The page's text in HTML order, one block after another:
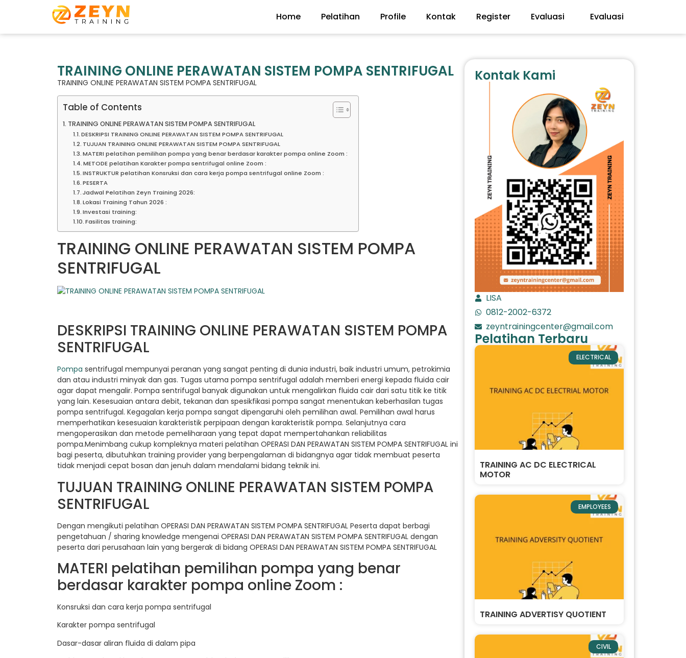
Home Pelatihan Profile Kontak Register Evaluasi Evaluasi
TRAINING ONLINE PERAWATAN SISTEM POMPA SENTRIFUGAL
TRAINING ONLINE PERAWATAN SISTEM POMPA SENTRIFUGAL
Table of Contents
TRAINING ONLINE PERAWATAN SISTEM POMPA SENTRIFUGAL
DESKRIPSI TRAINING ONLINE PERAWATAN SISTEM POMPA SENTRIFUGAL
TUJUAN TRAINING ONLINE PERAWATAN SISTEM POMPA SENTRIFUGAL
MATERI pelatihan pemilihan pompa yang benar berdasar karakter pompa online Zoom :
METODE pelatihan Karakter pompa sentrifugal online Zoom :
INSTRUKTUR pelatihan Konsruksi dan cara kerja pompa sentrifugal online Zoom :
PESERTA
Jadwal Pelatihan Zeyn Training 2026:
Lokasi Training Tahun 2026 :
Investasi training:
Fasilitas training:
TRAINING ONLINE PERAWATAN SISTEM POMPA
SENTRIFUGAL
DESKRIPSI TRAINING ONLINE PERAWATAN SISTEM POMPA
SENTRIFUGAL
Pompa sentrifugal mempunyai peranan yang sangat penting di dunia industri, baik industri umum, petrokimia
dan atau industri minyak dan gas. Tugas utama pompa sentrifugal adalah memberi energi kepada fluida cair
agar dapat mengalir. Pompa sentrifugal banyak digunakan untuk mengalirkan fluida cair dari satu titik ke titik
yang lain. Kesesuaian antara debit, tekanan dan spesikfikasi pompa sangat menentukan keberhasilan tugas
pompa sentrifugal. Kegagalan kerja pompa sangat dipengaruhi oleh pemilihan awal. Pemilihan awal harus
memperhatikan kesesuaian karakteristik perpipaan dengan karakteristik pompa. Selanjutnya cara
mengoperasikan dan metode pemeliharaan yang tepat dapat mempertahankan reliabilitas
pompa.Menimbang cukup kompleknya materi pelatihan OPERASI DAN PERAWATAN SISTEM POMPA SENTRIFUGAL ini
bagi peserta, dibutuhkan training provider yang berpengalaman di bidangnya agar tidak membuat peserta
tidak menjadi cepat bosan dan jenuh dalam mendalami bidang teknik ini.
TUJUAN TRAINING ONLINE PERAWATAN SISTEM POMPA
SENTRIFUGAL
Dengan mengikuti pelatihan OPERASI DAN PERAWATAN SISTEM POMPA SENTRIFUGAL Peserta dapat berbagi
pengetahuan / sharing knowledge mengenai OPERASI DAN PERAWATAN SISTEM POMPA SENTRIFUGAL dengan
peserta dari perusahaan lain yang bergerak di bidang OPERASI DAN PERAWATAN SISTEM POMPA SENTRIFUGAL
MATERI pelatihan pemilihan pompa yang benar
berdasar karakter pompa online Zoom :
Konsruksi dan cara kerja pompa sentrifugal
Karakter pompa sentrifugal
Dasar-dasar aliran fluida di dalam pipa
Kontak Kami
LISA
0812-2002-6372
zeyntrainingcenter@gmail.com
Pelatihan Terbaru
ELECTRICAL
TRAINING AC DC ELECTRICAL
MOTOR
EMPLOYEES
TRAINING ADVERTISY QUOTIENT
CIVIL